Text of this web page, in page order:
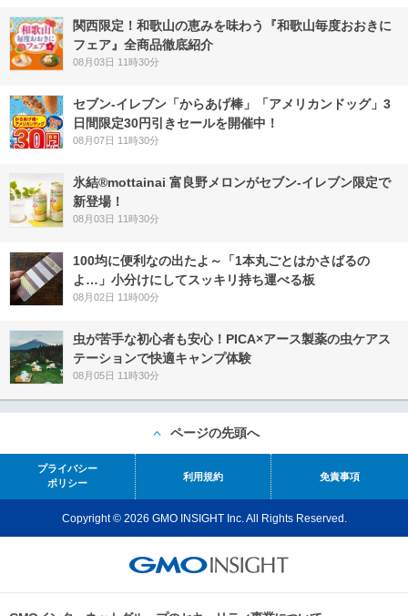
関西限定！和歌山の恵みを味わう『和歌山毎度おおきに
フェア』全商品徹底紹介
08月03日 11時30分
セブン‐イレブン「からあげ棒」「アメリカンドッグ」3
日間限定30円引きセールを開催中！
08月07日 11時30分
氷結®mottainai 富良野メロンがセブン‐イレブン限定で
新登場！
08月03日 11時30分
100均に便利なの出たよ～「1本丸ごとはかさばるの
よ…」小分けにしてスッキリ持ち運べる板
08月02日 11時00分
虫が苦手な初心者も安心！PICA×アース製薬の虫ケアス
テーションで快適キャンプ体験
08月05日 11時30分
ページの先頭へ
プライバシー
ポリシー
利用規約 免責事項
Copyright © 2026 GMO INSIGHT Inc. All Rights Reserved.